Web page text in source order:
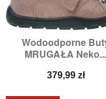
Wodoodporne
MRUGAŁA Neko...
Cena
379,99 zł